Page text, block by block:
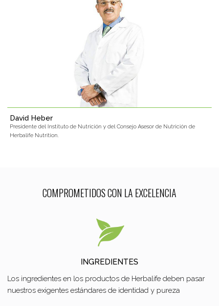
David Heber
Presidente del Instituto de Nutrición y del Consejo Asesor de Nutrición de
Herbalife Nutrition.
COMPROMETIDOS CON LA EXCELENCIA
INGREDIENTES
Los ingredientes en los productos de Herbalife deben pasar
nuestros exigentes estándares de identidad y pureza